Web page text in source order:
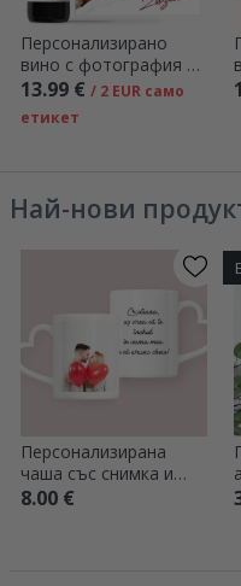
Персонализирано
вино с фотография и
текст - Разкъсана
13.99 € / 2 EUR само
етикет
Най-нови
Персонализирана
чаша със снимка и
текст – модел с
8.00 €